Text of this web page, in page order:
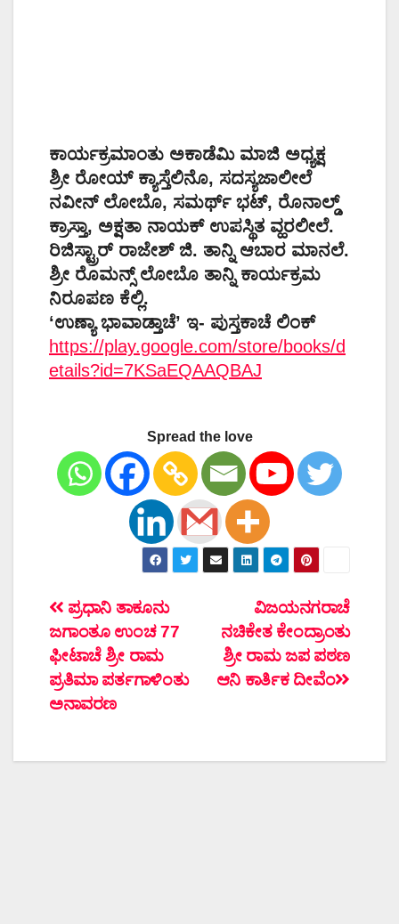
ಕಾರ್ಯಕ್ರಮಾಂತು ಅಕಾಡೆಮಿ ಮಾಜಿ ಅಧ್ಯಕ್ಷ
ಶ್ರೀ ರೋಯ್ ಕ್ಯಾಸ್ತೆಲಿನೊ, ಸದಸ್ಯಜಾಲೀಲೆ
ನವೀನ್ ಲೋಬೊ, ಸಮರ್ಥ್ ಭಟ್, ರೊನಾಲ್ಡ್
ಕ್ರಾಸ್ತಾ, ಅಕ್ಷತಾ ನಾಯಕ್ ಉಪಸ್ಥಿತ ವ್ಹರಲೀಲೆ.
ರಿಜಿಸ್ಟ್ರಾರ್ ರಾಜೇಶ್ ಜಿ. ತಾನ್ನಿ ಆಬಾರ ಮಾನಲೆ.
ಶ್ರೀ ರೊಮನ್ಸ್ ಲೋಬೊ ತಾನ್ನಿ ಕಾರ್ಯಕ್ರಮ
ನಿರೂಪಣ ಕೆಲ್ಲಿ.
‘ಉಣ್ಯಾ ಭಾವಾಡ್ತಾಚೆ’ ಇ- ಪುಸ್ತಕಾಚೆ ಲಿಂಕ್
https://play.google.com/store/books/d
etails?id=7KSaEQAAQBAJ
Spread the love
ಲೇಖನದ
ನ್ಯಾವಿಗೇಶನ್
ವಿಜಯನಗರಾಚೆ
ನಚಿಕೇತ ಕೇಂದ್ರಾಂತು
ಶ್ರೀ ರಾಮ ಜಪ ಪಠಣ
ಆನಿ ಕಾರ್ತಿಕ ದೀವೆಂ
ಪ್ರಧಾನಿ ತಾಕೂನು
ಜಗಾಂತೂ ಉಂಚ 77
ಫೀಟಾಚೆ ಶ್ರೀ ರಾಮ
ಪ್ರತಿಮಾ ಪರ್ತಗಾಳಿಂತು
ಅನಾವರಣ